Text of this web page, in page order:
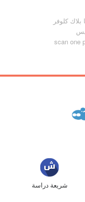
بلاك كلوفر
scan one